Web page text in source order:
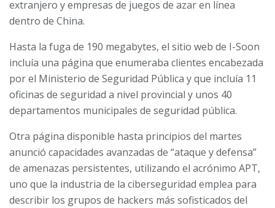
extranjero y empresas de juegos de azar en línea
dentro de China.
Hasta la fuga de 190 megabytes, el sitio web de I-Soon
incluía una página que enumeraba clientes encabezada
por el Ministerio de Seguridad Pública y que incluía 11
oficinas de seguridad a nivel provincial y unos 40
departamentos municipales de seguridad pública.
Otra página disponible hasta principios del martes
anunció capacidades avanzadas de “ataque y defensa”
de amenazas persistentes, utilizando el acrónimo APT,
uno que la industria de la ciberseguridad emplea para
describir los grupos de hackers más sofisticados del